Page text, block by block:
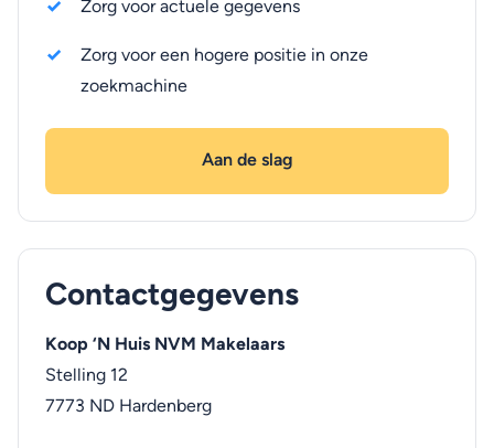
Zorg voor actuele gegevens
Zorg voor een hogere positie in onze
zoekmachine
Aan de slag
Contactgegevens
Koop ‘N Huis NVM Makelaars
Stelling 12
7773 ND Hardenberg